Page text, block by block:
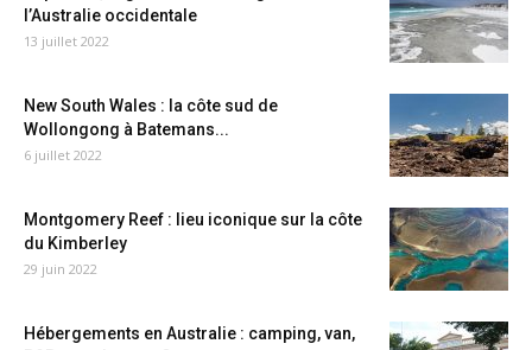
l’Australie occidentale
13 juillet 2022
New South Wales : la côte sud de
Wollongong à Batemans...
6 juillet 2022
Montgomery Reef : lieu iconique sur la côte
du Kimberley
29 juin 2022
Hébergements en Australie : camping, van,